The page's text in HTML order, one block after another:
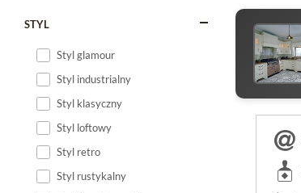
STYL
Styl glamour
Styl industrialny
Styl klasyczny
Styl loftowy
Styl retro
Styl rustykalny